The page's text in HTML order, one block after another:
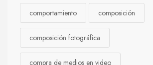
comportamiento composición
composición fotográfica
compra de medios en video